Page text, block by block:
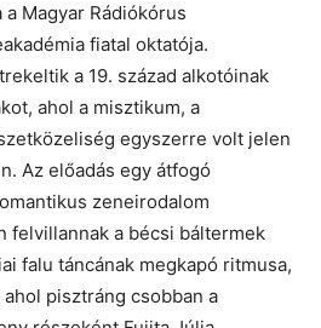
Magyar Rádiókórus
fiatal oktatója.
a 19. század alkotóinak
ahol a misztikum, a
egyszerre volt jelen
Az előadás egy átfogó
zeneirodalom
felvillannak a bécsi báltermek
falu táncának megkapó ritmusa,
pisztráng csobban a